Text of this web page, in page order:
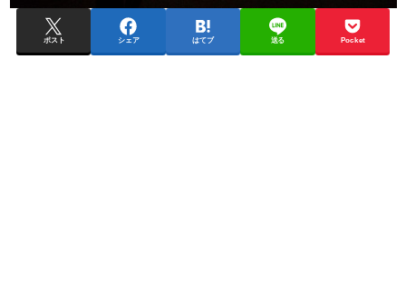
ポスト シェア はてブ 送る Pocket